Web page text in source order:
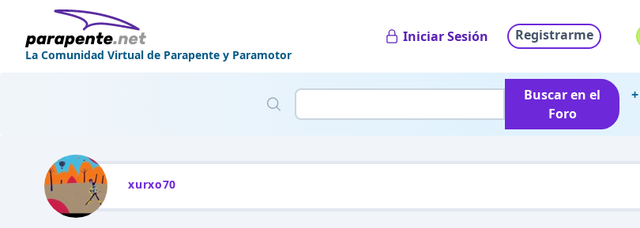
La Comunidad Virtual de Parapente y Paramotor
Iniciar Sesión Registrarme
Buscar en el
Foro
xurxo70